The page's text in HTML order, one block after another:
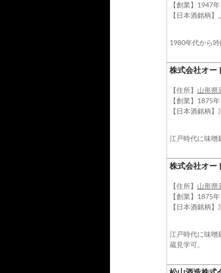
【創業】1947
【日本酒銘柄】
1980年代から吟
株式会社オー
【住所】 山形県
【創業】1875
【日本酒銘柄
江戸時代に味噌
株式会社オー
【住所】 山形県
【創業】1875
【日本酒銘柄
江戸時代に味噌
蔵見学可。